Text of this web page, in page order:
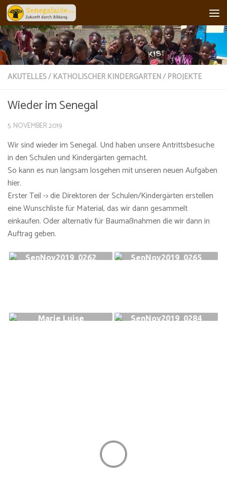
Skip to content
AKUTELLES/ KATHOLISCHER KINDERGARTEN/ PROJEKTE
Wieder im Senegal
5. NOVEMBER 2019
Wir sind wieder im Senegal. Und haben unsere Antrittsbesuche
in den Schulen und Kindergärten gemacht.
So kann es nun langsam losgehen mit unseren neuen Aufgaben
hier.
Erster Teil -> die Direktoren der Schulen/Kindergärten erstellen
eine Wunschliste für Material, das wir dann gesammelt
einkaufen. Oder alternativ für Baumaßnahmen die wir dann in
Auftrag geben.
SenNov2019_0262 SenNov2019_0265
Marie Luise SenNov2019_0284